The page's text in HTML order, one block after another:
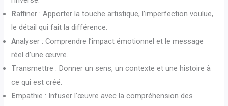
Raffiner : Apporter la touche artistique, l’imperfection voulue,
le détail qui fait la différence.
Analyser : Comprendre l’impact émotionnel et le message
réel d’une œuvre.
Transmettre : Donner un sens, un contexte et une histoire à
ce qui est créé.
Empathie : Infuser l’œuvre avec la compréhension des